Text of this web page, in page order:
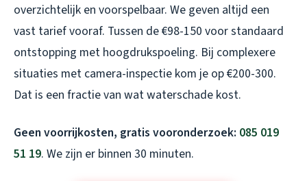
overzichtelijk en voorspelbaar. We geven altijd een
vast tarief vooraf. Tussen de €98-150 voor standaard
ontstopping met hoogdrukspoeling. Bij complexere
situaties met camera-inspectie kom je op €200-300.
Dat is een fractie van wat waterschade kost.
Geen voorrijkosten, gratis vooronderzoek: 085 019
51 19. We zijn er binnen 30 minuten.